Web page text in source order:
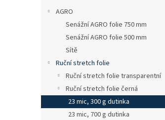
e
l
AGRO
Senážní AGRO folie 750 mm
Senážní AGRO folie 500 mm
Sítě
Ruční stretch folie
Ruční stretch folie transparentní
Ruční stretch folie černá
23 mic, 300 g dutinka
23 mic, 700 g dutinka